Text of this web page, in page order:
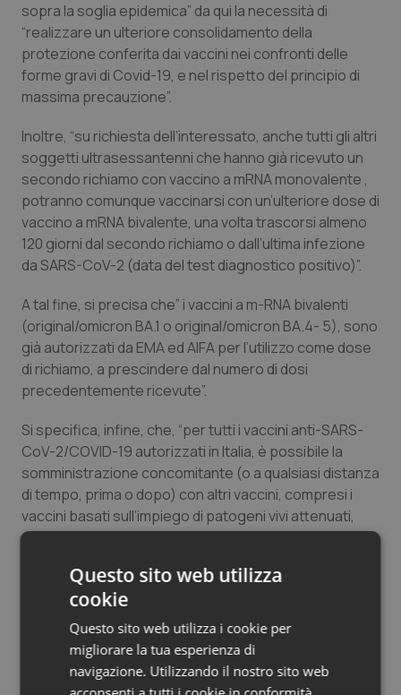
Psoriasi & pelle
Quotidiano Cardiologia
Quotidiano Chirurgia
Quotidiano Oncologia
Quotidiano Pediatria
Rene & patologie urogenitali
Salute orale & impianti
Sangue & coagulazione
Tumore al seno
Tumore ovarico
Tumori gastrointestinali
Ulcera & Reflusso
Vaccini
sopra la soglia epidemica” da qui la necessità di
“realizzare un ulteriore consolidamento della
protezione conferita dai vaccini nei confronti delle
forme gravi di Covid-19, e nel rispetto del principio di
massima precauzione”.
Inoltre, “su richiesta dell’interessato, anche tutti gli altri
soggetti ultrasessantenni che hanno già ricevuto un
secondo richiamo con vaccino a mRNA monovalente ,
potranno comunque vaccinarsi con un’ulteriore dose di
vaccino a mRNA bivalente, una volta trascorsi almeno
120 giorni dal secondo richiamo o dall’ultima infezione
da SARS-CoV-2 (data del test diagnostico positivo)”.
A tal fine, si precisa che” i vaccini a m-RNA bivalenti
(original/omicron BA.1 o original/omicron BA.4- 5), sono
già autorizzati da EMA ed AIFA per l’utilizzo come dose
di richiamo, a prescindere dal numero di dosi
precedentemente ricevute”.
Si specifica, infine, che, “per tutti i vaccini anti-SARS-
CoV-2/COVID-19 autorizzati in Italia, è possibile la
somministrazione concomitante (o a qualsiasi distanza
di tempo, prima o dopo) con altri vaccini, compresi i
vaccini basati sull’impiego di patogeni vivi attenuati,
con l’eccezione del vaccino contro il vaiolo delle
l’indicazione di una distanza di almeno 4 settimane (28
giorni) tra un vaccino e l’altro. Si sottolinea l’importanza
di considerare la possibilità di co-somministrare il
vaccino antinfluenzale e quello anti-SARS-CoV-2 nella
preparazione e conduzione della campagna di
vaccinazione contro il virus dell’influenza”.
Questo sito web utilizza
cookie
Questo sito web utilizza i cookie per
migliorare la tua esperienza di
navigazione. Utilizzando il nostro sito web